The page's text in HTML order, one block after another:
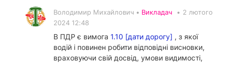
Володимир Михайлович • Викладач • 2 лютого
2024 12:48
В ПДР є вимога 1.10 [дати дорогу] , з якої
водій і повинен робити відповідні висновки,
враховуючи свій досвід, умови видимості,